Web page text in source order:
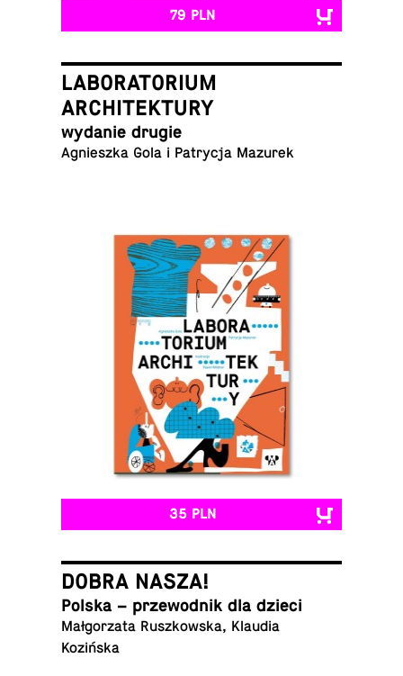
79 PLN
LABORATORIUM
ARCHITEKTURY
wydanie drugie
Agniesz­ka Gola i Pa­try­cja Mazurek
35 PLN
DOBRA NASZA!
Polska – prze­wod­nik dla dzieci
Mał­go­rza­ta Rusz­kow­ska, Klaudia
Kozińska